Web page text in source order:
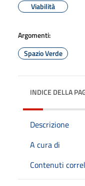
Viabilità
Argomenti:
Spazio Verde
INDICE DELLA
Descrizione
A cura di
Contenuti